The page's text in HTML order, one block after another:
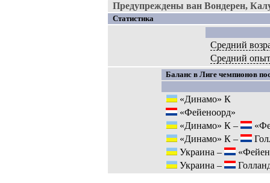
Предупреждены ван Вондерен,
Статистика
Средний
Средний опыт
Баланс в Лиге чемпионов
«Динамо» К
«Фейеноорд»
«Динамо» К –
«Динамо» К –
Украина –
Украина –